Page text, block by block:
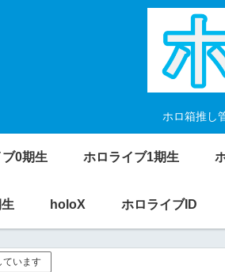
ホロ箱推し
0期生 ホロライブ1期生
holoX ホロライブID
ています